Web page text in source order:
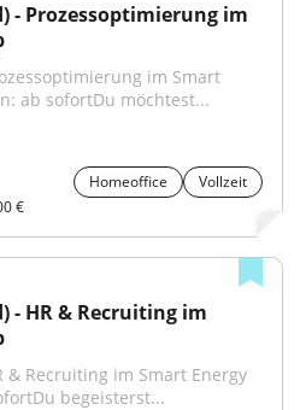
Prozessoptimierung im
im Smart
ab sofortDu möchtest...
Homeoffice
Vollzeit
€
HR & Recruiting im
& Recruiting im Smart Energy
begeisterst...